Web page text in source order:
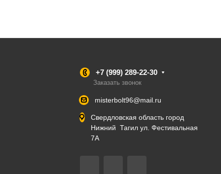
+7 (999) 289-22-30
Заказать звонок
misterbolt96@mail.ru
Свердловская область город
Нижний Тагил ул. Фестивальная
7А